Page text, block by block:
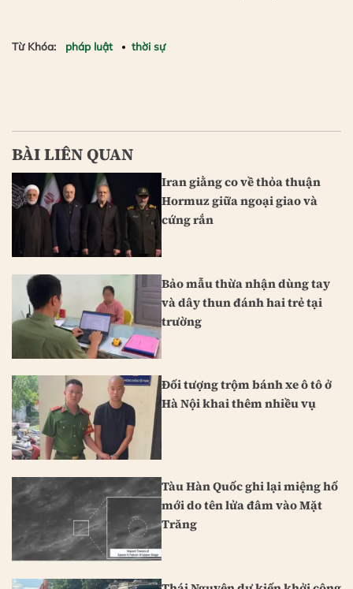
Từ Khóa: pháp luật thời sự
BÀI LIÊN QUAN
Iran giằng co về thỏa thuận
Hormuz giữa ngoại giao và
cứng rắn
Bảo mẫu thừa nhận dùng tay
và dây thun đánh hai trẻ tại
trường
Đối tượng trộm bánh xe ô tô ở
Hà Nội khai thêm nhiều vụ
Tàu Hàn Quốc ghi lại miệng hố
mới do tên lửa đâm vào Mặt
Trăng